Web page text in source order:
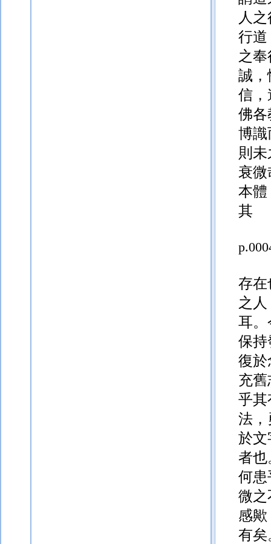
人
行道
之
誠，
信，
佛各
博識
則未
衰
本體
其
存在
之
耳。
保持
復於
充
乎其
法，
於文
者也
何患
微之
感
有矣